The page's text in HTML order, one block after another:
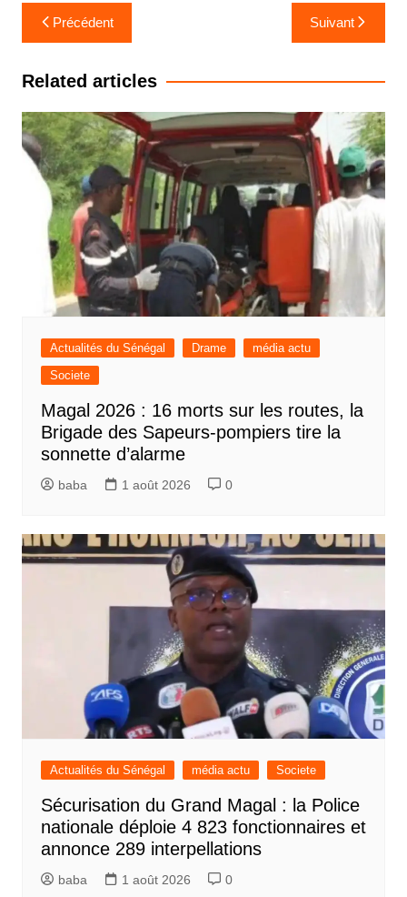
Navigation
de
l’article
Précédent Suivant
Related articles
Actualités du Sénégal Drame
média actu
Societe
Magal 2026 : 16 morts sur les routes, la
Brigade des Sapeurs-pompiers tire la
sonnette d’alarme
baba 1 août 2026 0
Actualités du Sénégal média actu Societe
Sécurisation du Grand Magal : la Police
nationale déploie 4 823 fonctionnaires et
annonce 289 interpellations
baba 1 août 2026 0